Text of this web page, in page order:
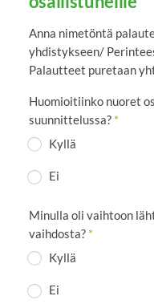
Anna nimetöntä
yhdistykseen/
Palautteet puretaan
Huomioitiinko nuoret
suunnittelussa?*
Kyllä
Ei
Minulla oli vaihtoon
vaihdosta?*
Kyllä
Ei